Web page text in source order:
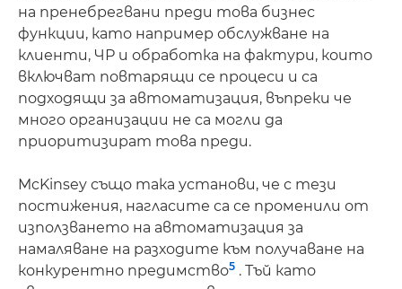
на пренебрегвани преди това бизнес
функции, като например обслужване на
клиенти, ЧР и обработка на фактури, които
включват повтарящи се процеси и са
подходящи за автоматизация, въпреки че
много организации не са могли да
приоритизират това преди.
McKinsey също така установи, че с тези
постижения, нагласите са се променили от
използването на автоматизация за
намаляване на разходите към получаване на
конкурентно предимство5 . Тъй като